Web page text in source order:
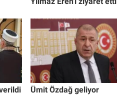
Ümit Özdağ geliyor